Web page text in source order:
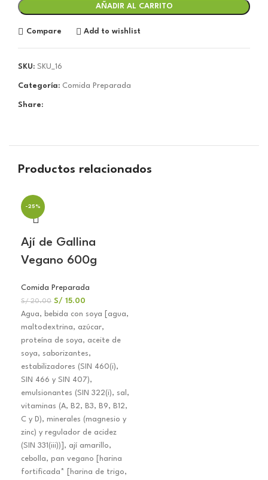
AÑADIR AL CARRITO
Compare Add to wishlist
SKU: SKU_16
Categoría: Comida Preparada
Share:
Productos relacionados
-25%
Ají de Gallina
Vegano 600g
Comida Preparada
S/20.00 S/ 15.00
Agua, bebida con soya [agua,
maltodextrina, azúcar,
proteína de soya, aceite de
soya, saborizantes,
estabilizadores (SIN 460(i),
SIN 466 y SIN 407),
emulsionantes (SIN 322(i), sal,
vitaminas (A, B2, B3, B9, B12,
C y D), minerales (magnesio y
zinc) y regulador de acidez
(SIN 331(iii))], ají amarillo,
cebolla, pan vegano [harina
fortificada* [harina de trigo,